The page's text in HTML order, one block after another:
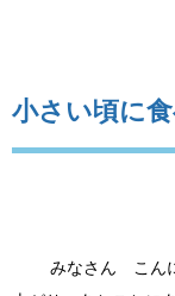
小さい頃に
みなさん こん